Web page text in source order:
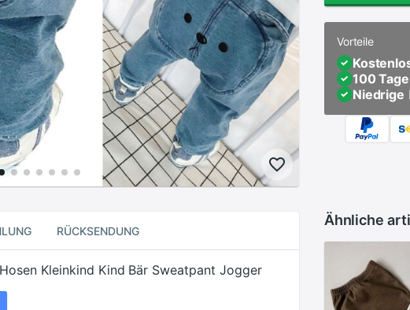
Vorteile
100 Tage
Niedrige
RÜCKSENDUNG
Kleinkind Kind Bär Sweatpant Jogger
Ähnliche